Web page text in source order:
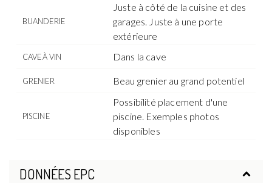
BUANDERIE
Juste à côté de la cuisine et des
garages. Juste à une porte
extérieure
CAVE À VIN Dans la cave
GRENIER Beau grenier au grand potentiel
PISCINE
Possibilité placement d'une
piscine. Exemples photos
disponibles
DONNÉES EPC